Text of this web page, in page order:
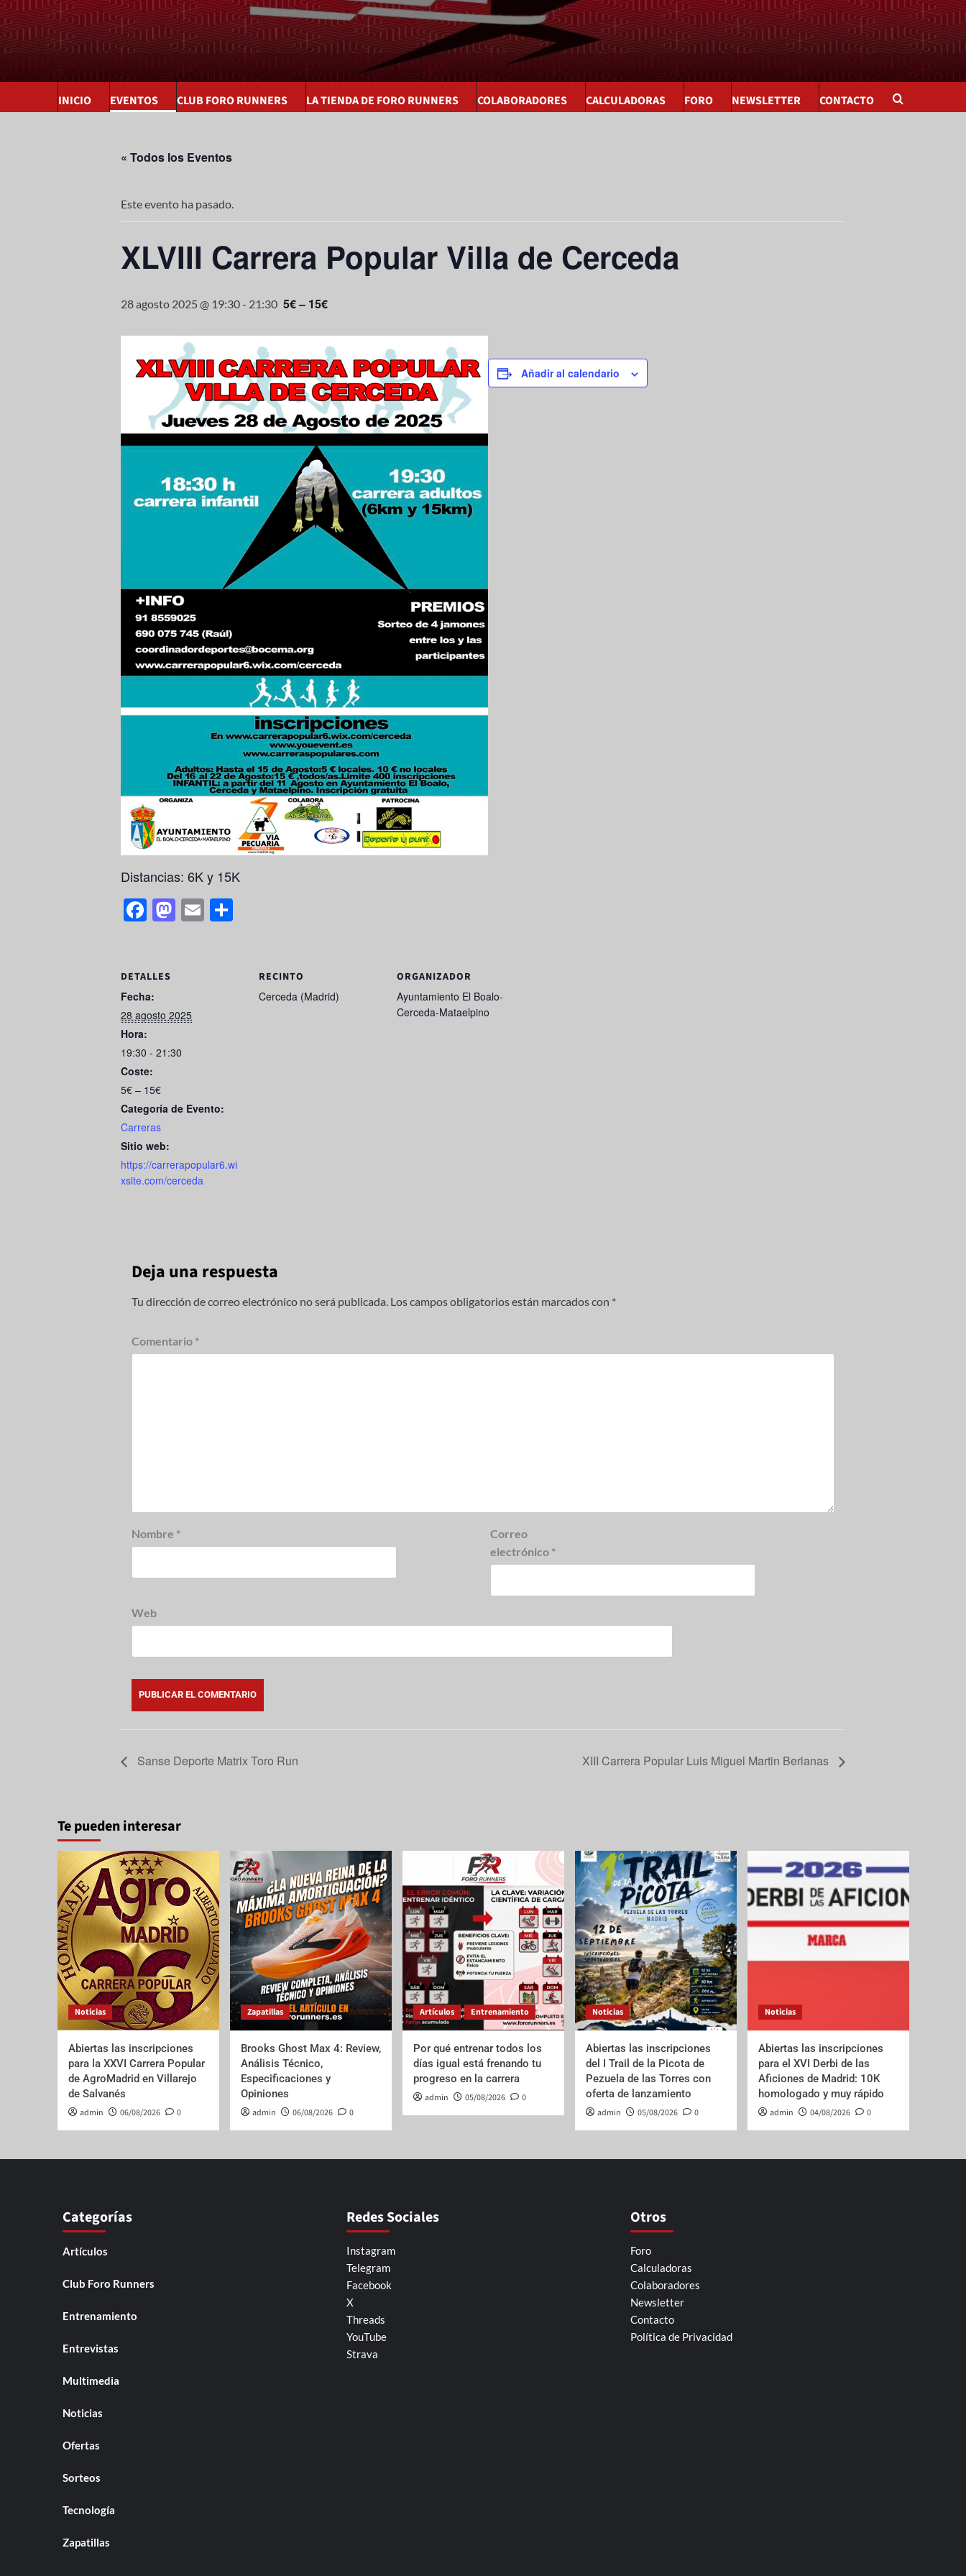
INICIO EVENTOS CLUB FORO RUNNERS LA TIENDA DE FORO RUNNERS COLABORADORES CALCULADORAS FORO NEWSLETTER CONTACTO
« Todos los Eventos
Este evento ha pasado.
XLVIII Carrera Popular Villa de Cerceda
28 agosto 2025 @ 19:30- 21:30 5€ – 15€
Distancias: 6K y 15K
F
a
e
b
o
o
k
M
a
o
n
E
m
Añadir al calendario
DETALLES
Fecha:
28 agosto 2025
Hora:
19:30 - 21:30
Coste:
5€ – 15€
Categoría de Evento:
Carreras
Sitio web:
https://carrerapopular6.wi
xsite.com/cerceda
RECINTO
Cerceda (Madrid)
ORGANIZADOR
Ayuntamiento El Boalo-
Cerceda-Mataelpino
Deja una respuesta
Tu dirección de correo electrónico no será publicada. Los campos obligatorios están marcados con *
Comentario *
Nombre *
Correo
electrónico *
Web
Sanse Deporte Matrix Toro Run XIII Carrera Popular Luis Miguel Martin Berlanas
Te pueden interesar
Noticias
Abiertas las inscripciones
para la XXVI Carrera Popular
de AgroMadrid en Villarejo
de Salvanés
admin 06/08/2026 0
Zapatillas
Brooks Ghost Max 4: Review,
Análisis Técnico,
Especificaciones y
Opiniones
admin 06/08/2026 0
Artículos Entrenamiento
Por qué entrenar todos los
días igual está frenando tu
progreso en la carrera
admin 05/08/2026 0
Noticias
Abiertas las inscripciones
del I Trail de la Picota de
Pezuela de las Torres con
oferta de lanzamiento
admin 05/08/2026 0
Noticias
Abiertas las inscripciones
para el XVI Derbi de las
Aficiones de Madrid: 10K
homologado y muy rápido
admin 04/08/2026 0
Categorías
Artículos
Club Foro Runners
Entrenamiento
Entrevistas
Multimedia
Noticias
Ofertas
Sorteos
Tecnología
Zapatillas
Redes Sociales
Instagram
Telegram
Facebook
X
Threads
YouTube
Strava
Otros
Foro
Calculadoras
Colaboradores
Newsletter
Contacto
Política de Privacidad